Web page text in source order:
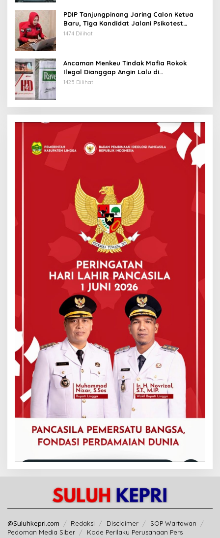
PDIP Tanjungpinang Jaring Calon Ketua
Baru, Tiga Kandidat Jalani Psikotest
Daring
1474 Dilihat
Ancaman Menkeu Tindak Mafia Rokok
Ilegal Dianggap Angin Lalu di
Tanjungpinang
1425 Dilihat
@Suluhkepri.com Redaksi Disclaimer
SOP Wartawan
Pedoman Media Siber
Kode Perilaku Perusahaan Pers